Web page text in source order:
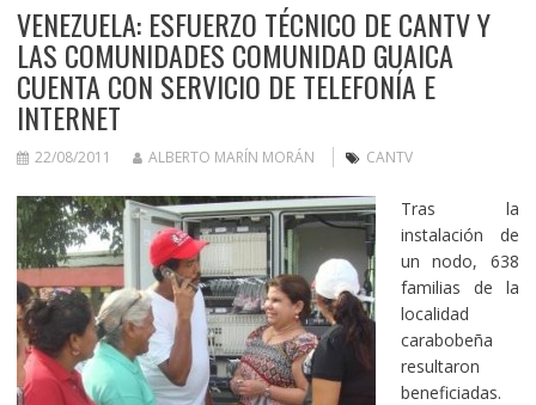
VENEZUELA: ESFUERZO TÉCNICO DE CANTV Y
LAS COMUNIDADES COMUNIDAD GUAICA
CUENTA CON SERVICIO DE TELEFONÍA E
INTERNET
22/08/2011 ALBERTO MARÍN MORÁN CANTV
Tras la
instalación de
un nodo, 638
familias de la
localidad
carabobeña
resultaron
beneficiadas.